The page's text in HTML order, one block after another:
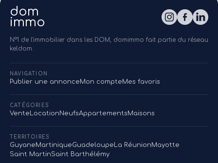
dom
immo
N°1 de l'immobilier dans les DOM, domimmo fait partie du réseau
keldom.
NAVIGATION
Publier une annonceMon compteMes favoris
CATÉGORIES
Vente LocationNeufsAppartementsMaisons
TERRITOIRES
GuyaneMartiniqueGuadeloupe La RéunionMayotte
Saint MartinSaint Barthélémy